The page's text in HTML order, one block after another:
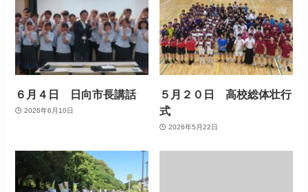
６月４日 日向市長講話
2026年6月10日
５月２０日 高校総体壮行
式
2026年5月22日